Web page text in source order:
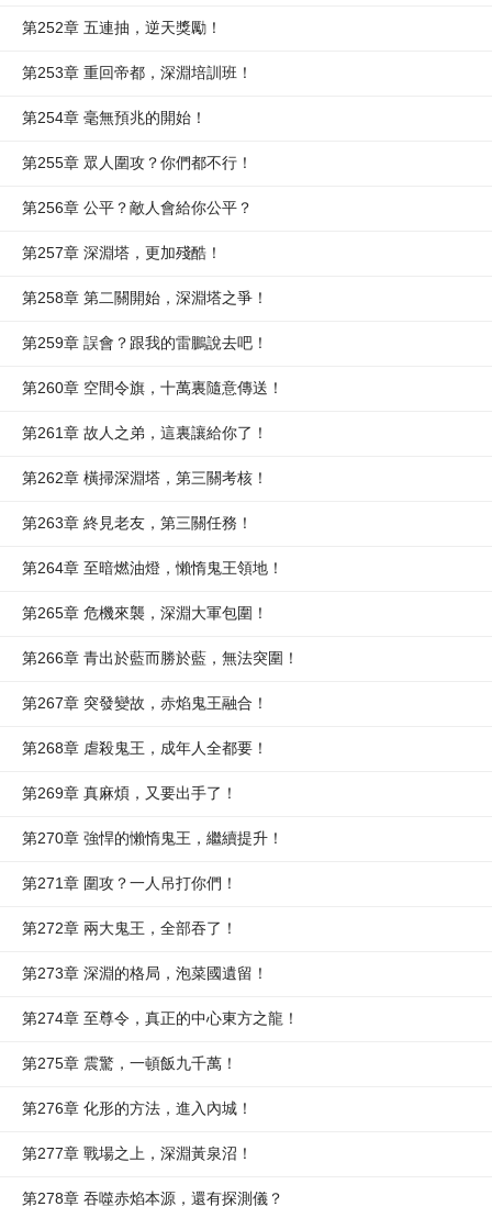
第252章 五連抽，逆天獎勵！
第253章 重回帝都，深淵培訓班！
第254章 毫無預兆的開始！
第255章 眾人圍攻？你們都不行！
第256章 公平？敵人會給你公平？
第257章 深淵塔，更加殘酷！
第258章 第二關開始，深淵塔之爭！
第259章 誤會？跟我的雷鵬說去吧！
第260章 空間令旗，十萬裏隨意傳送！
第261章 故人之弟，這裏讓給你了！
第262章 橫掃深淵塔，第三關考核！
第263章 終見老友，第三關任務！
第264章 至暗燃油燈，懶惰鬼王領地！
第265章 危機來襲，深淵大軍包圍！
第266章 青出於藍而勝於藍，無法突圍！
第267章 突發變故，赤焰鬼王融合！
第268章 虐殺鬼王，成年人全都要！
第269章 真麻煩，又要出手了！
第270章 強悍的懶惰鬼王，繼續提升！
第271章 圍攻？一人吊打你們！
第272章 兩大鬼王，全部吞了！
第273章 深淵的格局，泡菜國遺留！
第274章 至尊令，真正的中心東方之龍！
第275章 震驚，一頓飯九千萬！
第276章 化形的方法，進入內城！
第277章 戰場之上，深淵黃泉沼！
第278章 吞噬赤焰本源，還有探測儀？